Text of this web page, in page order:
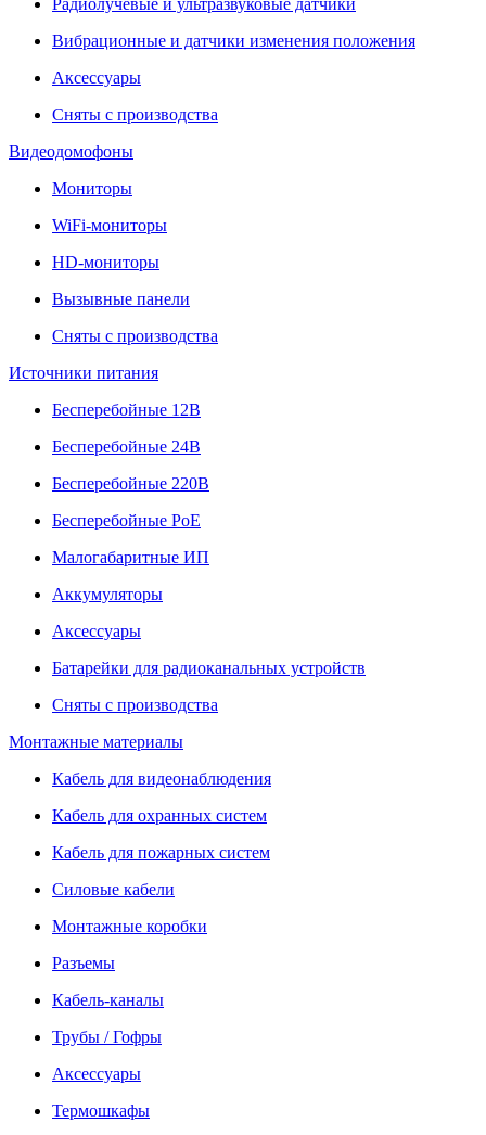
Радиолучевые и ультразвуковые датчики
Вибрационные и датчики изменения положения
Аксессуары
Сняты с производства
Видеодомофоны
Мониторы
WiFi-мониторы
HD-мониторы
Вызывные панели
Сняты с производства
Источники питания
Бесперебойные 12В
Бесперебойные 24В
Бесперебойные 220В
Бесперебойные PoE
Малогабаритные ИП
Аккумуляторы
Аксессуары
Батарейки для радиоканальных устройств
Сняты с производства
Монтажные материалы
Кабель для видеонаблюдения
Кабель для охранных систем
Кабель для пожарных систем
Силовые кабели
Монтажные коробки
Разъемы
Кабель-каналы
Трубы / Гофры
Аксессуары
Термошкафы